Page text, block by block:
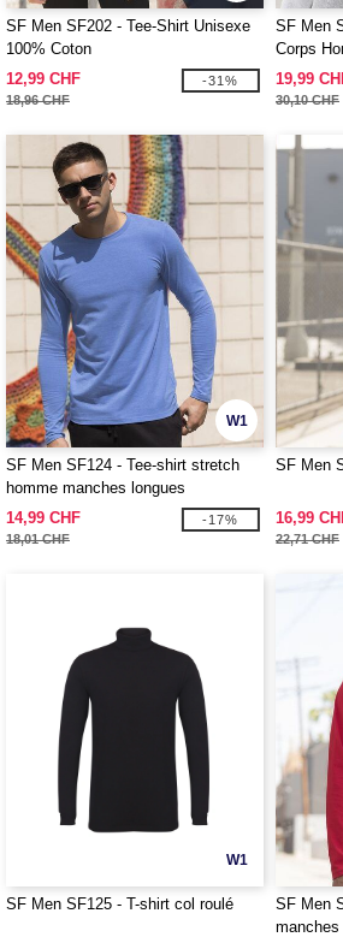
SF Men SF202 - Tee-Shirt Unisexe
100% Coton
12,99 CHF
18,96 CHF
-31%
SF Men
Corps
19,99
30,10 CHF
W1
SF Men SF124 - Tee-shirt stretch
homme manches longues
14,99 CHF
18,01 CHF
-17%
SF Men
16,99
22,71 CHF
W1
SF Men SF125 - T-shirt col roulé
SF Men
manches